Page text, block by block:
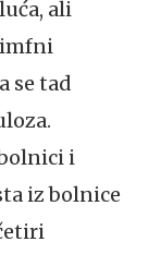
ali
se tad
i
iz bolnice